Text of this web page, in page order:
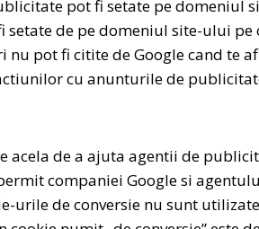
pot fi setate pe domeniul
setate de pe domeniul site-ului
pot fi citite de Google cand te
cu anunturile de
acela de a ajuta agentii de
companiei Google si
de conversie nu sunt